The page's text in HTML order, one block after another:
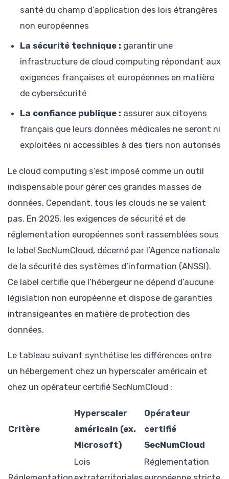
santé du champ d’application des lois étrangères
non européennes
La sécurité technique : garantir une
infrastructure de cloud computing répondant aux
exigences françaises et européennes en matière
de cybersécurité
La confiance publique : assurer aux citoyens
français que leurs données médicales ne seront ni
exploitées ni accessibles à des tiers non autorisés
Le cloud computing s’est imposé comme un outil
indispensable pour gérer ces grandes masses de
données. Cependant, tous les clouds ne se valent
pas. En 2025, les exigences de sécurité et de
réglementation européennes sont rassemblées sous
le label SecNumCloud, décerné par l’Agence nationale
de la sécurité des systèmes d’information (ANSSI).
Ce label certifie que l’hébergeur ne dépend d’aucune
législation non européenne et dispose de garanties
intransigeantes en matière de protection des
données.
Le tableau suivant synthétise les différences entre
un hébergement chez un hyperscaler américain et
chez un opérateur certifié SecNumCloud :
Critère
Hyperscaler
américain (ex.
Microsoft)
Opérateur
certifié
SecNumCloud
Lois
Réglementation